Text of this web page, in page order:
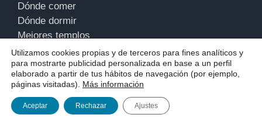
Dónde comer
Dónde dormir
Mejores templos
Rutas
ACERCA DE
Utilizamos cookies propias y de terceros para fines analíticos y
para mostrarte publicidad personalizada en base a un perfil
elaborado a partir de tus hábitos de navegación (por ejemplo,
páginas visitadas). Más información
Aceptar Rechazar Ajustes